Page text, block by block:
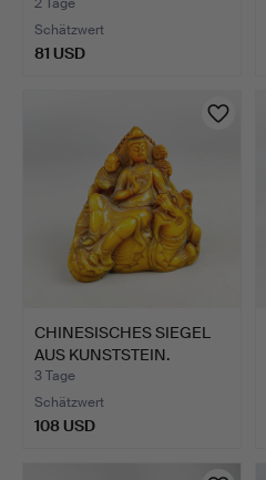
Schätzwert
81 USD
CHINESISCHES SIEGEL
AUS KUNSTSTEIN.
3 Tage
Schätzwert
108 USD